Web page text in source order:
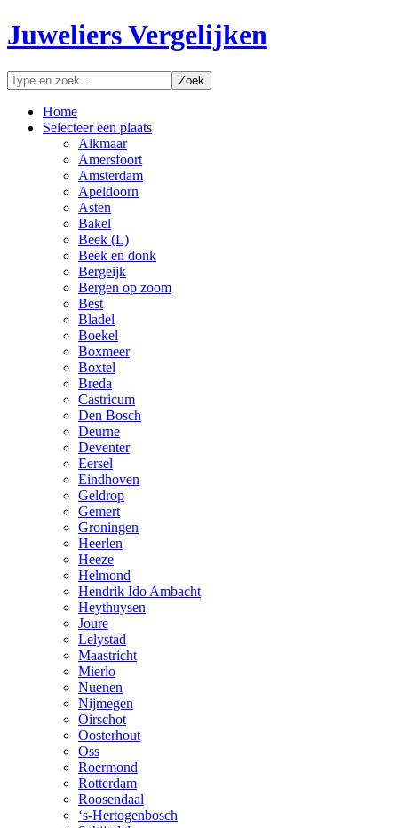
Juweliers Vergelijken
Home
Selecteer een plaats
Alkmaar
Amersfoort
Amsterdam
Apeldoorn
Asten
Bakel
Beek (L)
Beek en donk
Bergeijk
Bergen op zoom
Best
Bladel
Boekel
Boxmeer
Boxtel
Breda
Castricum
Den Bosch
Deurne
Deventer
Eersel
Eindhoven
Geldrop
Gemert
Groningen
Heerlen
Heeze
Helmond
Hendrik Ido Ambacht
Heythuysen
Joure
Lelystad
Maastricht
Mierlo
Nuenen
Nijmegen
Oirschot
Oosterhout
Oss
Roermond
Rotterdam
Roosendaal
‘s-Hertogenbosch